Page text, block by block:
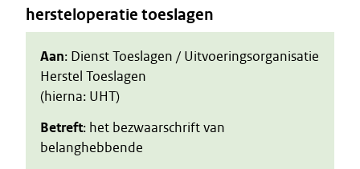
hersteloperatie toeslagen
Aan: Dienst Toeslagen / Uitvoeringsorganisatie
Herstel Toeslagen
(hierna: UHT)
Betreft: het bezwaarschrift van
belanghebbende